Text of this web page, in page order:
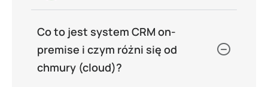
Co to jest system CRM on-
premise i czym różni się od
chmury (cloud)?